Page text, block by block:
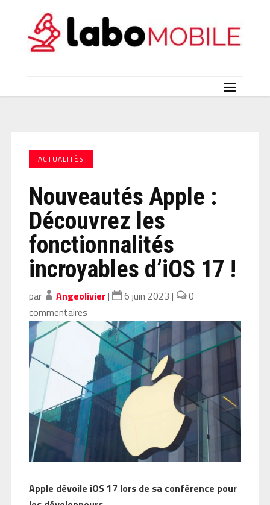
ACTUALITÉS
Nouveautés Apple :
Découvrez les
fonctionnalités
incroyables d’iOS 17 !
par Angeolivier| 6 juin 2023 |
0
commentaires
Apple dévoile iOS 17 lors de sa conférence pour